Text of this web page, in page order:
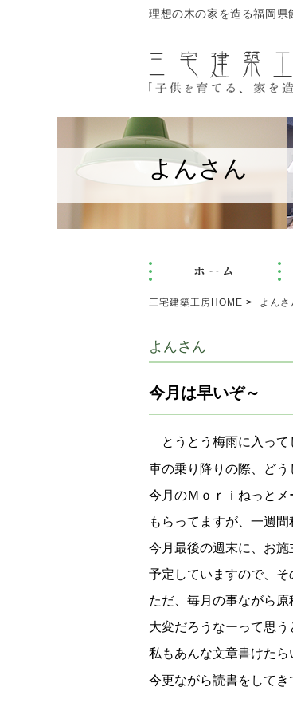
理想の木の家を造る福岡
よんさん
三宅建築工房HOME よんさ
よんさん
今月は早いぞ～
とうとう梅雨に入って
車の乗り降りの際、どう
今月のＭｏｒｉねっと
もらってますが、一週間
今月最後の週末に、お
予定していますので、そ
ただ、毎月の事ながら
大変だろうなーって思
私もあんな文章書けたら
今更ながら読書をしてき